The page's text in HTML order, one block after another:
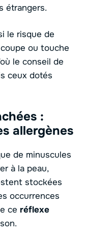
étrangers.
le risque de
coupe ou touche
le conseil de
ceux dotés
:
allergènes
de minuscules
à la peau,
stockées
occurrences
ce réflexe